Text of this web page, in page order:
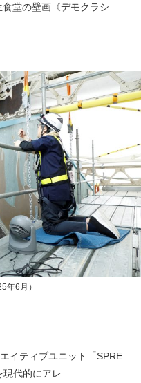
堂の壁画《デモクラシ
年6月）
イティブユニット「SPRE
現代的にアレ